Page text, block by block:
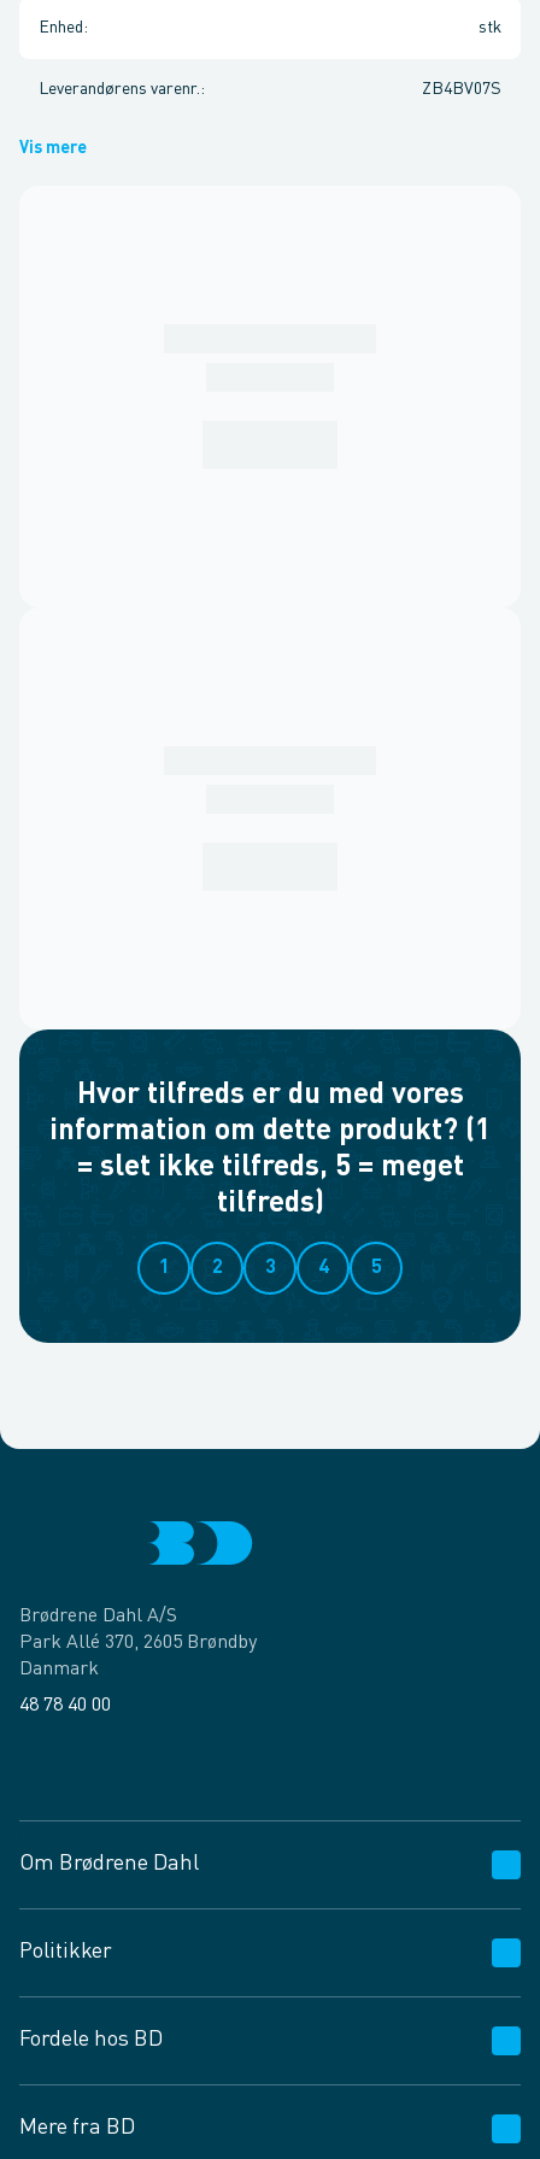
Enhed : stk
Leverandørens varenr. : ZB4BV07S
Vis mere
Hvor tilfreds er du med vores
information om dette produkt? (1
= slet ikke tilfreds, 5 = meget
tilfreds)
1 2 3 4 5
Brødrene Dahl A/S
Park Allé 370, 2605 Brøndby
Danmark
48 78 40 00
Om Brødrene Dahl
Vagttelefon 30 10 89 89
Spørgsmål og svar
Job og karriere
Fødevarekontrolrapport
Politikker
Privatlivspolitik
Cookies
Vilkår og betingelser
Fordele hos BD
BD app
Mere fra BD